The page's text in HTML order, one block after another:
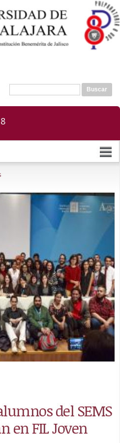
Formulario de búsqueda
Buscar
del SEMS
en FIL Joven